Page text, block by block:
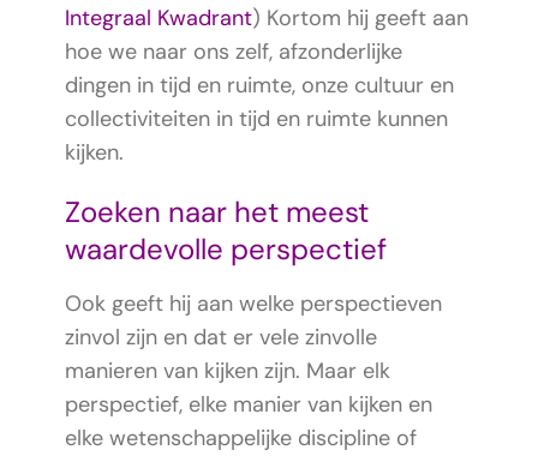
Integraal Kwadrant) Kortom hij geeft aan
hoe we naar ons zelf, afzonderlijke
dingen in tijd en ruimte, onze cultuur en
collectiviteiten in tijd en ruimte kunnen
kijken.
Zoeken naar het meest
waardevolle perspectief
Ook geeft hij aan welke perspectieven
zinvol zijn en dat er vele zinvolle
manieren van kijken zijn. Maar elk
perspectief, elke manier van kijken en
elke wetenschappelijke discipline of